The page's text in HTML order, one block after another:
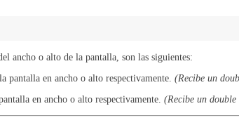
ancho o alto de la pantalla, son las siguientes:
pantalla en ancho o alto respectivamente. (Recibe un
en ancho o alto respectivamente. (Recibe un